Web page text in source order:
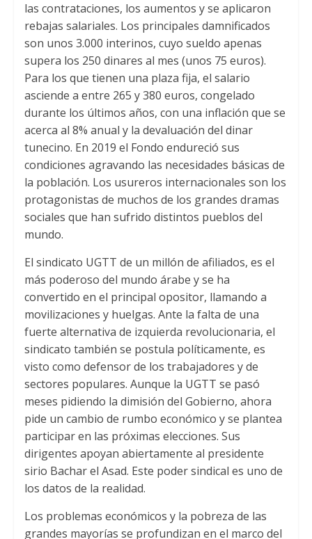
las contrataciones, los aumentos y se aplicaron
rebajas salariales. Los principales damnificados
son unos 3.000 interinos, cuyo sueldo apenas
supera los 250 dinares al mes (unos 75 euros).
Para los que tienen una plaza fija, el salario
asciende a entre 265 y 380 euros, congelado
durante los últimos años, con una inflación que se
acerca al 8% anual y la devaluación del dinar
tunecino. En 2019 el Fondo endureció sus
condiciones agravando las necesidades básicas de
la población. Los usureros internacionales son los
protagonistas de muchos de los grandes dramas
sociales que han sufrido distintos pueblos del
mundo.
El sindicato UGTT de un millón de afiliados, es el
más poderoso del mundo árabe y se ha
convertido en el principal opositor, llamando a
movilizaciones y huelgas. Ante la falta de una
fuerte alternativa de izquierda revolucionaria, el
sindicato también se postula políticamente, es
visto como defensor de los trabajadores y de
sectores populares. Aunque la UGTT se pasó
meses pidiendo la dimisión del Gobierno, ahora
pide un cambio de rumbo económico y se plantea
participar en las próximas elecciones. Sus
dirigentes apoyan abiertamente al presidente
sirio Bachar el Asad. Este poder sindical es uno de
los datos de la realidad.
Los problemas económicos y la pobreza de las
grandes mayorías se profundizan en el marco del